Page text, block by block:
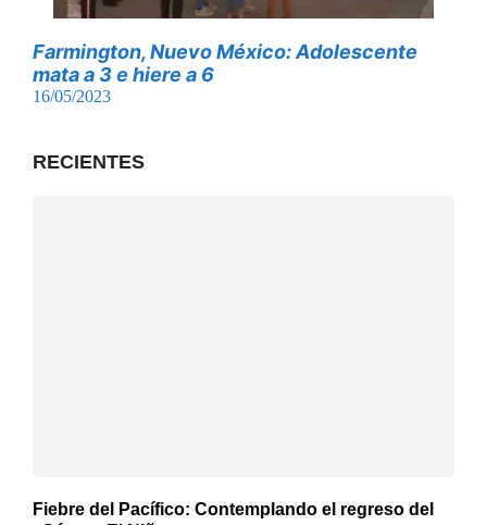
Farmington, Nuevo México: Adolescente
mata a 3 e hiere a 6
16/05/2023
RECIENTES
Fiebre del Pacífico: Contemplando el regreso del